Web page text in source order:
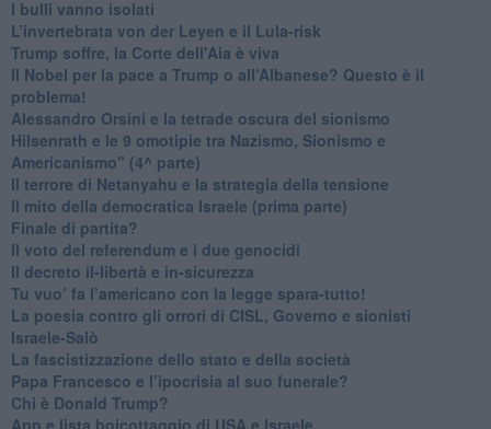
​I bulli vanno isolati
L’invertebrata von der Leyen e il Lula-risk
Trump soffre, la Corte dell'Aia è viva
​Il Nobel per la pace a Trump o all’Albanese? Questo è il
problema!
​Alessandro Orsini e la tetrade oscura del sionismo
​Hilsenrath e le 9 omotipie tra Nazismo, Sionismo e
Americanismo" (4^ parte)
​Il terrore di Netanyahu e la strategia della tensione
Il mito della democratica Israele (prima parte)
​Finale di partita?
​Il voto del referendum e i due genocidi
Il decreto il-libertà e in-sicurezza
Tu vuo’ fa l’americano con la legge spara-tutto!
La poesia contro gli orrori di CISL, Governo e sionisti
Israele-Salò
​La fascistizzazione dello stato e della società
Papa Francesco e l’ipocrisia al suo funerale?
​Chi è Donald Trump?
App e lista boicottaggio di USA e Israele